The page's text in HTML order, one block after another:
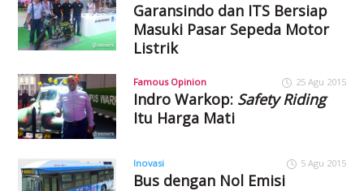
Garansindo dan ITS Bersiap
Masuki Pasar Sepeda Motor
Listrik
Famous Opinion 25 Agu 2015
Indro Warkop: Safety Riding
Itu Harga Mati
Inovasi 5 Agu 2015
Bus dengan Nol Emisi